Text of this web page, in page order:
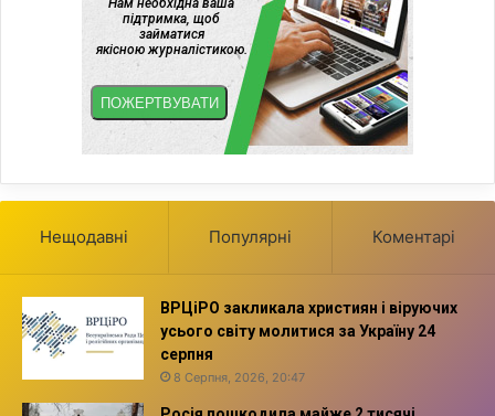
Нещодавні Популярні Коментарі
ВРЦіРО закликала християн і віруючих
усього світу молитися за Україну 24
серпня
8 Серпня, 2026, 20:47